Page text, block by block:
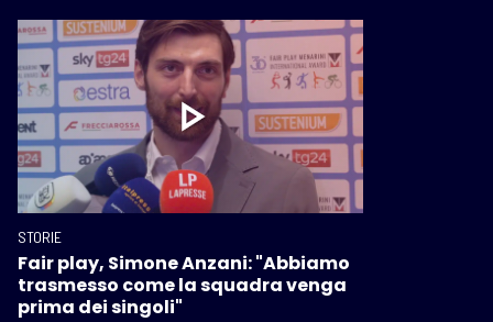
STORIE
Fair play, Simone Anzani: "Abbiamo
trasmesso come la squadra venga
prima dei singoli"